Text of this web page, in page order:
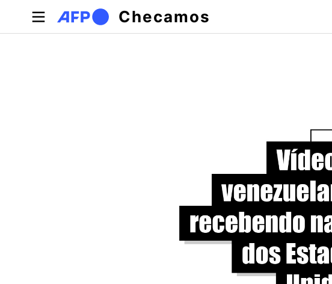
Pular para o conteúdo principal
Checamos
Abas primárias